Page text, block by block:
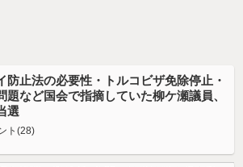
防止法の必要性・トルコビザ免除停止・
題など国会で指摘していた柳ケ瀬議員、
選
ト(28)